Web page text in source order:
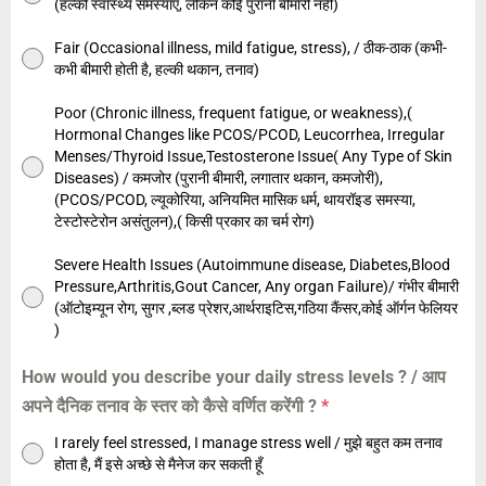
(हल्की स्वास्थ्य समस्याएं, लेकिन कोई पुरानी बीमारी नहीं)
Fair (Occasional illness, mild fatigue, stress), / ठीक-ठाक (कभी-
कभी बीमारी होती है, हल्की थकान, तनाव)
Poor (Chronic illness, frequent fatigue, or weakness),(
Hormonal Changes like PCOS/PCOD, Leucorrhea, Irregular
Menses/Thyroid Issue,Testosterone Issue( Any Type of Skin
Diseases) / कमजोर (पुरानी बीमारी, लगातार थकान, कमजोरी),
(PCOS/PCOD, ल्यूकोरिया, अनियमित मासिक धर्म, थायरॉइड समस्या,
टेस्टोस्टेरोन असंतुलन),( किसी प्रकार का चर्म रोग)
Severe Health Issues (Autoimmune disease, Diabetes,Blood
Pressure,Arthritis,Gout Cancer, Any organ Failure)/ गंभीर बीमारी
(ऑटोइम्यून रोग, सुगर ,ब्लड प्रेशर,आर्थराइटिस,गठिया कैंसर,कोई ऑर्गन फेलियर
)
How would you describe your daily stress levels ? / आप
अपने दैनिक तनाव के स्तर को कैसे वर्णित करेंगी ? *
I rarely feel stressed, I manage stress well / मुझे बहुत कम तनाव
होता है, मैं इसे अच्छे से मैनेज कर सकती हूँ